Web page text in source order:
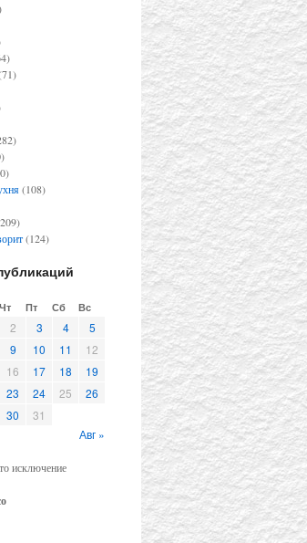
(108)
(124)
Чт Пт Сб Вс
Авг »
2 3 4
5
9 10 11
12
16 17 18
19
23 24 25
26
30 31
исключение